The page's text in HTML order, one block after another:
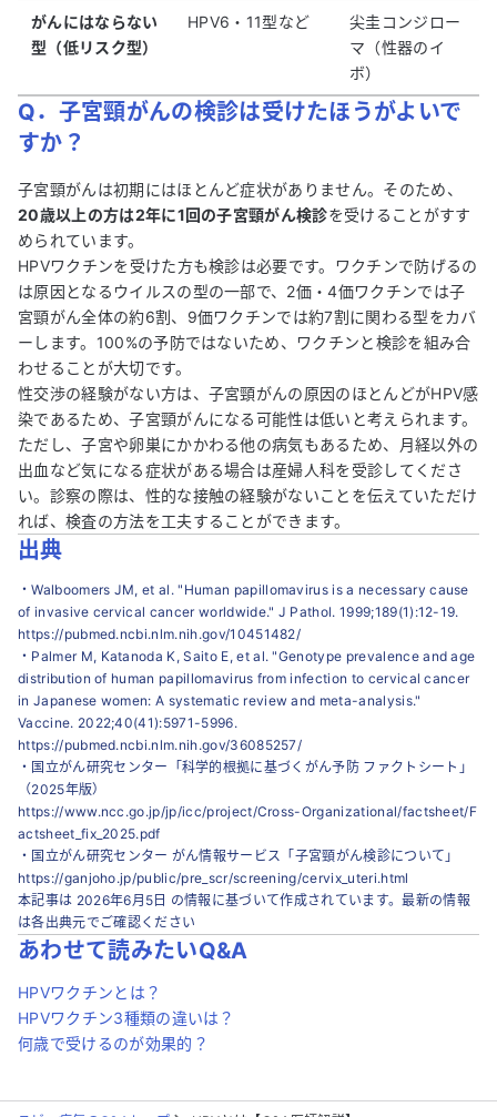
がんにはならない
型（低リスク型）
HPV6・11型など
尖圭コンジロー
マ（性器のイ
ボ）
Q．子宮頸がんの検診は受けたほうがよいで
すか？
子宮頸がんは初期にはほとんど症状がありません。そのため、
20歳以上の方は2年に1回の子宮頸がん検診を受けることがすす
められています。
HPVワクチンを受けた方も検診は必要です。ワクチンで防げるの
は原因となるウイルスの型の一部で、2価・4価ワクチンでは子
宮頸がん全体の約6割、9価ワクチンでは約7割に関わる型をカバ
ーします。100%の予防ではないため、ワクチンと検診を組み合
わせることが大切です。
性交渉の経験がない方は、子宮頸がんの原因のほとんどがHPV感
染であるため、子宮頸がんになる可能性は低いと考えられます。
ただし、子宮や卵巣にかかわる他の病気もあるため、月経以外の
出血など気になる症状がある場合は産婦人科を受診してくださ
い。診察の際は、性的な接触の経験がないことを伝えていただけ
れば、検査の方法を工夫することができます。
出典
・Walboomers JM, et al. "Human papillomavirus is a necessary cause
of invasive cervical cancer worldwide." J Pathol. 1999;189(1):12-19.
https://pubmed.ncbi.nlm.nih.gov/10451482/
・ Palmer M, Katanoda K, Saito E, et al. "Genotype prevalence and age
distribution of human papillomavirus from infection to cervical cancer
in Japanese women: A systematic review and meta-analysis."
Vaccine. 2022;40(41):5971-5996.
https://pubmed.ncbi.nlm.nih.gov/36085257/
・ 国立がん研究センター「科学的根拠に基づくがん予防 ファクトシート」
（2025年版）
https://www.ncc.go.jp/jp/icc/project/Cross-Organizational/factsheet/F
actsheet_fix_2025.pdf
・ 国立がん研究センター がん情報サービス「子宮頸がん検診について」
https://ganjoho.jp/public/pre_scr/screening/cervix_uteri.html
本記事は 2026年6月5日 の情報に基づいて作成されています。最新の情報
は各出典元でご確認ください
あわせて読みたいQ&A
HPVワクチンとは？
HPVワクチン3種類の違いは？
何歳で受けるのが効果的？